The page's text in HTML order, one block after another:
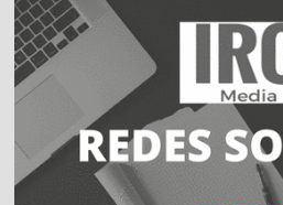
moda
infantil
sostenibilidad,
funcionalidad
diseño,
claves
para